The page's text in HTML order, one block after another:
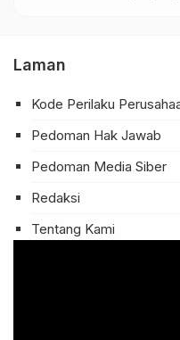
Laman
Kode Perilaku
Pedoman Hak Jawab
Pedoman Media Siber
Redaksi
Tentang Kami